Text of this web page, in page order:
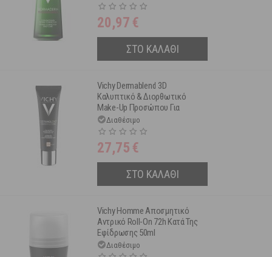
20,97 €
ΣΤΟ ΚΑΛΑΘΙ
Vichy Dermablend 3D
Καλυπτικό & Διορθωτικό
Make-Up Προσώπου Για
Λιπαρό & Με Τάση Ακμής
Δέρμα Spf25 25 Nude 30ml
Διαθέσιμο
27,75 €
ΣΤΟ ΚΑΛΑΘΙ
Vichy Homme Αποσμητικό
Αντρικό Roll-On 72h Κατά Της
Εφίδρωσης 50ml
Διαθέσιμο